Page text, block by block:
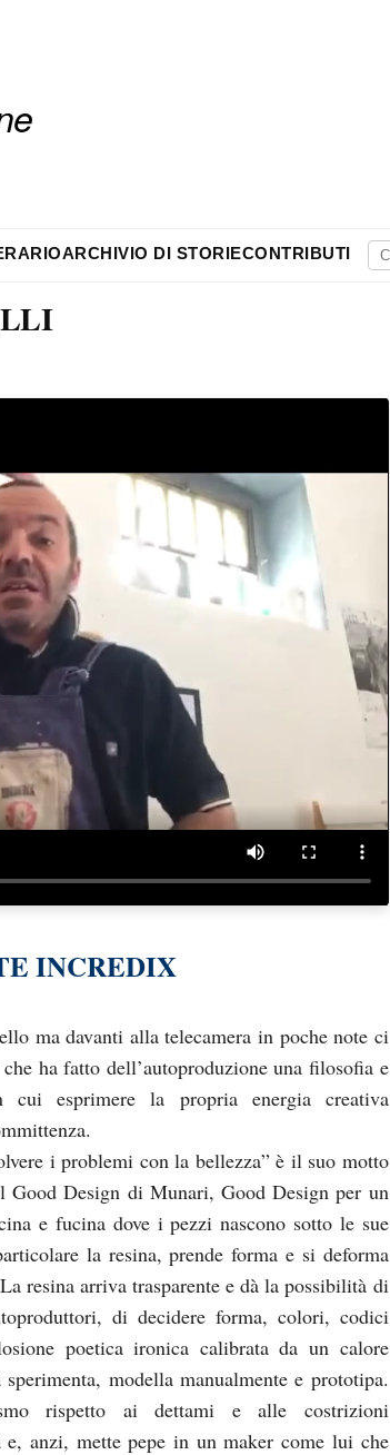
ARCHIVIO DI STORIECONTRIBUTI
INCREDIX
ma davanti alla telecamera in poche note ci
ha fatto dell’autoproduzione una filosofia e
cui esprimere la propria energia creativa
i problemi con la bellezza” è il suo motto
Design di Munari, Good Design per un
e fucina dove i pezzi nascono sotto le sue
la resina, prende forma e si deforma
resina arriva trasparente e dà la possibilità di
di decidere forma, colori, codici
poetica ironica calibrata da un calore
modella manualmente e prototipa.
rispetto ai dettami e alle costrizioni
e, anzi, mette pepe in un maker come lui che